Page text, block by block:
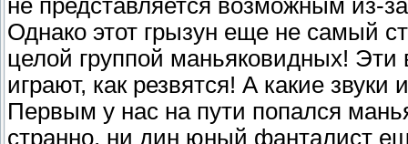
не представляется возможным из-
Однако этот грызун еще не самый
целой группой маньяковидных! Эти
играют, как резвятся! А какие
Первым у нас на пути попался
странно, ни дин юный фанталист